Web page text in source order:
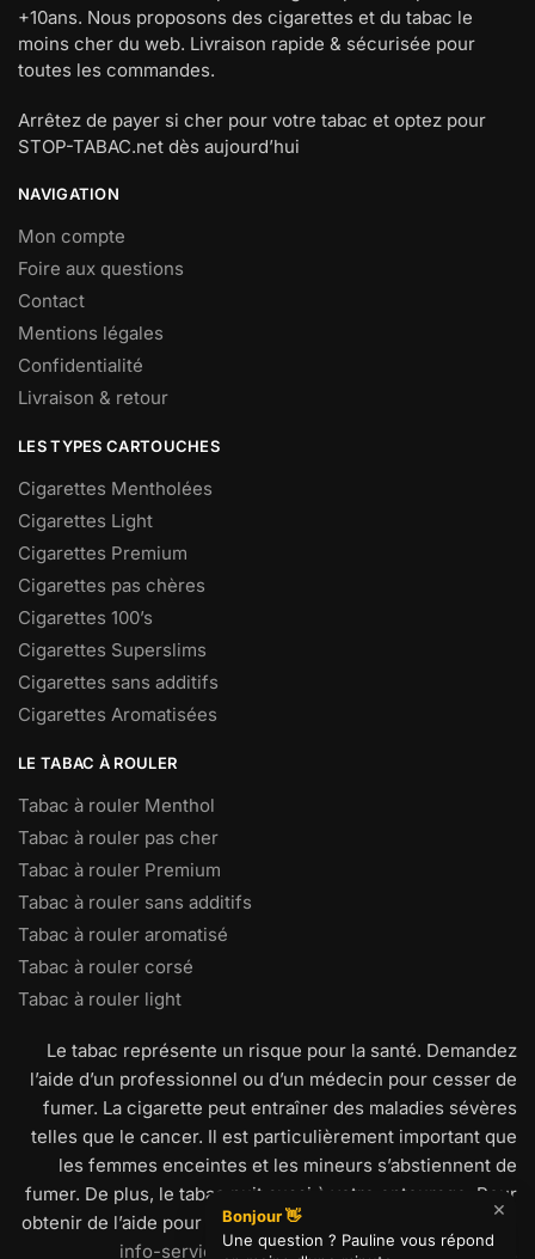
+10ans. Nous proposons des cigarettes et du tabac le
moins cher du web. Livraison rapide & sécurisée pour
toutes les commandes.
Arrêtez de payer si cher pour votre tabac et optez pour
STOP-TABAC.net dès aujourd’hui
NAVIGATION
Mon compte
Foire aux questions
Contact
Mentions légales
Confidentialité
Livraison & retour
LES TYPES CARTOUCHES
Cigarettes Mentholées
Cigarettes Light
Cigarettes Premium
Cigarettes pas chères
Cigarettes 100’s
Cigarettes Superslims
Cigarettes sans additifs
Cigarettes Aromatisées
LE TABAC À ROULER
Tabac à rouler Menthol
Tabac à rouler pas cher
Tabac à rouler Premium
Tabac à rouler sans additifs
Tabac à rouler aromatisé
Tabac à rouler corsé
Tabac à rouler light
Le tabac représente un risque pour la santé. Demandez
l’aide d’un professionnel ou d’un médecin pour cesser de
fumer. La cigarette peut entraîner des maladies sévères
telles que le cancer. Il est particulièrement important que
les femmes enceintes et les mineurs s’abstiennent de
fumer. De plus, le tabac nuit aussi à votre entourage. Pour
obtenir de l’aide pour arrêter de fumer, visitez
www.tabac-
info-service.frou appelez le 39 89 (0,15€/min).